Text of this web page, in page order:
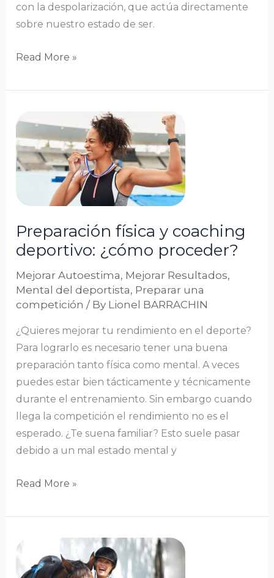
con la despolarización, que actúa directamente
sobre nuestro estado de ser.
Read More »
Preparación física y coaching
deportivo: ¿cómo proceder?
Mejorar Autoestima, Mejorar Resultados,
Mental del deportista, Preparar una
competición / By Lionel BARRACHIN
¿Quieres mejorar tu rendimiento en el deporte?
Para lograrlo es necesario tener una buena
preparación tanto física como mental. A veces
puedes estar bien tácticamente y técnicamente
durante el entrenamiento. Sin embargo cuando
llega la competición el rendimiento no es el
esperado. ¿Te suena familiar? Esto suele pasar
debido a un mal estado mental y
y
coaching
deportivo:
¿cómo
Read More »
Coaching
deportivo
para